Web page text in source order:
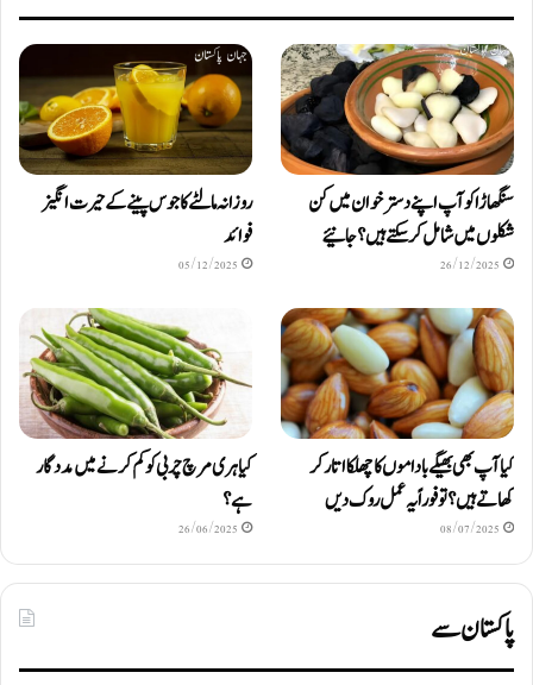
سنگھاڑا کو آپ اپنے دستر خوان میں کن
شکلوں میں شامل کرسکتے ہیں ؟ جانیئے
26/12/2025
روزانہ مالٹے کا جوس پینے کے حیرت انگیز
فوائد
05/12/2025
کیا آپ بھی بھیگے باداموں کا چھلکا اتار کر
کھاتے ہیں؟ تو فوراً یہ عمل روک دیں
08/07/2025
کیا ہری مرچ چربی کو کم کرنے میں مددگار
ہے؟
26/06/2025
پاکستان سے